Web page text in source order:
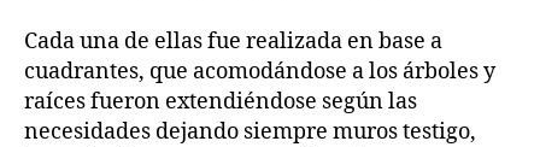
Cada una de ellas fue realizada en base a
cuadrantes, que acomodándose a los árboles y
raíces fueron extendiéndose según las
necesidades dejando siempre muros testigo,